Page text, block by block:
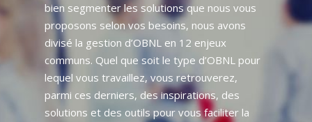
bien segmenter les solutions que nous vous
proposons selon vos besoins, nous avons
divisé la gestion d’OBNL en 12 enjeux
communs. Quel que soit le type d’OBNL pour
lequel vous travaillez, vous retrouverez,
parmi ces derniers, des inspirations, des
solutions et des outils pour vous faciliter la